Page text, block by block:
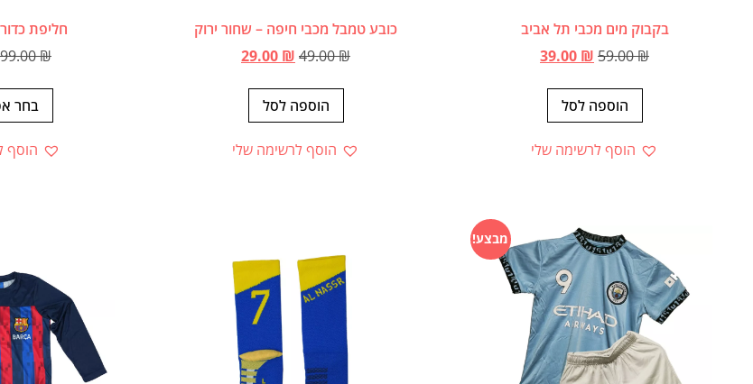
בקבוק מים מכבי תל אביב
59.00₪
39.00 ₪
הוספה לסל
הוסף לרשימה שלי
כובע טמבל מכבי חיפה – שחור ירוק
49.00₪
29.00 ₪
הוספה לסל
הוסף לרשימה שלי
חליפת כדורגל 7
99.00₪
בחר
הוסף
מבצע!